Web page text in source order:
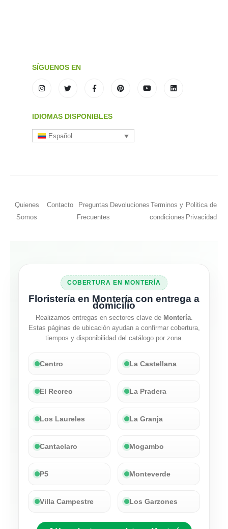
SÍGUENOS EN
IDIOMAS DISPONIBLES
Español
Quienes
Somos
Contacto
Preguntas
Frecuentes
Devoluciones Terminos y
condiciones
Politica de
Privacidad
COBERTURA EN MONTERÍA
Floristería en Montería con entrega a
domicilio
Realizamos entregas en sectores clave de Montería.
Estas páginas de ubicación ayudan a confirmar cobertura,
tiempos y disponibilidad del catálogo por zona.
Centro La Castellana
El Recreo La Pradera
Los Laureles La Granja
Cantaclaro Mogambo
P5 Monteverde
Villa Campestre Los Garzones